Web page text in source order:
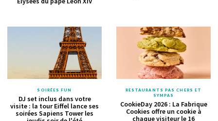
SOIRÉES FUN
DJ set inclus dans votre
visite : la tour Eiffel lance ses
soirées Sapiens Tower les
RESTAURANTS PAS CHERS ET
SYMPAS
CookieDay 2026 : La Fabrique
Cookies offre un cookie à
chaque visiteur le 16